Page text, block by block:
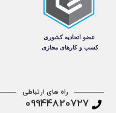
راه های ارتباطی
09944820727